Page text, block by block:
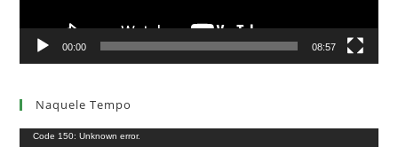
00:00 08:57
Naquele Tempo
Tocador
Code 150: Unknown error.